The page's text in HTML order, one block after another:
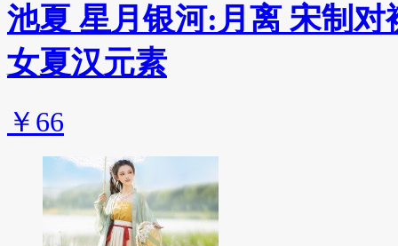
池夏 星月银河:月离 宋制
女夏汉元素
￥66